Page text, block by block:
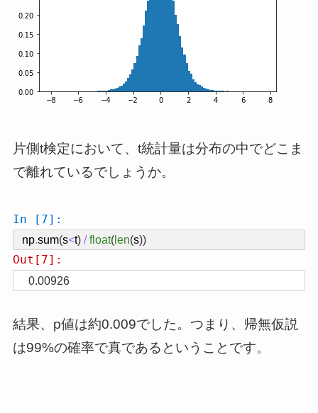
片側t検定において、t統計量は分布の中でどこま
で離れているでしょうか。
In [7]:
np.sum(s<t) / float( len(s))
Out[7]:
0.00926
結果、p値は約0.009でした。つまり、帰無仮説
は99%の確率で真であるということです。